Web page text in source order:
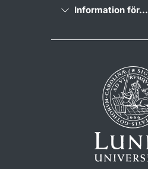
Information för...